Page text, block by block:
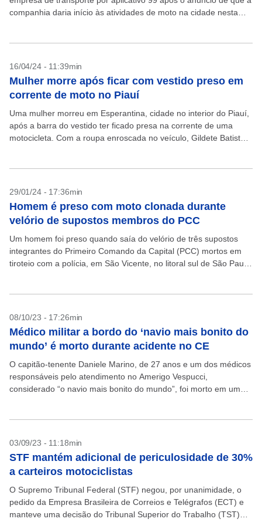
companhia daria início às atividades de moto na cidade nesta
16/04/24 - 11:39min
Mulher morre após ficar com vestido preso em
corrente de moto no Piauí
Uma mulher morreu em Esperantina, cidade no interior do Piauí,
após a barra do vestido ter ficado presa na corrente de uma
motocicleta. Com a roupa enroscada no veículo, Gildete Batista
29/01/24 - 17:36min
Homem é preso com moto clonada durante
velório de supostos membros do PCC
Um homem foi preso quando saía do velório de três supostos
integrantes do Primeiro Comando da Capital (PCC) mortos em
tiroteio com a polícia, em São Vicente, no litoral sul de São Paulo.
08/10/23 - 17:26min
Médico militar a bordo do ‘navio mais bonito do
mundo’ é morto durante acidente no CE
O capitão-tenente Daniele Marino, de 27 anos e um dos médicos
responsáveis pelo atendimento no Amerigo Vespucci,
considerado “o navio mais bonito do mundo”, foi morto em um
03/09/23 - 11:18min
STF mantém adicional de periculosidade de 30%
a carteiros motociclistas
O Supremo Tribunal Federal (STF) negou, por unanimidade, o
pedido da Empresa Brasileira de Correios e Telégrafos (ECT) e
manteve uma decisão do Tribunal Superior do Trabalho (TST)